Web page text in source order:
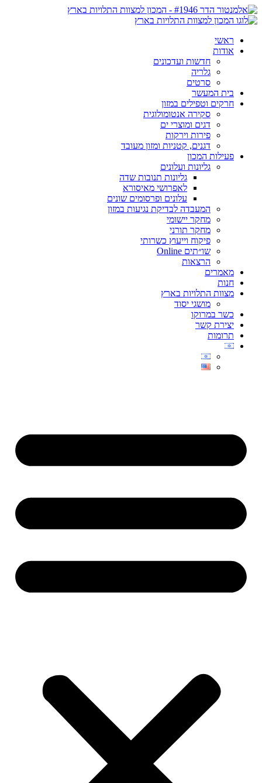
ראשי
אודות
חדשות ועדכונים
גלריה
סרטים
בית המעשר
חרקים וטפילים במזון
סקירה אנטומולוגית
דגים ומוצרי ים
פירות וירקות
דגנים, קטניות ומזון מעובד
פעילות המכון
גליונות ועלונים
גליונות תנובות שדה
לאפרושי מאיסורא
עלונים ופרסומים שונים
המעבדה לבדיקת נגיעות במזון
מחקר יישומי
מחקר תורני
פיקוח וייעוץ כשרותי
שו״תים Online
הרצאות
מאמרים
חנות
מצוות התלויות בארץ
מושגי יסוד
כשר במרוקו
יצירת קשר
תרומות